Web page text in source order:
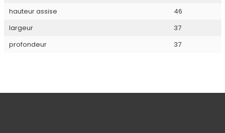
hauteur assise
46
largeur
37
profondeur
37